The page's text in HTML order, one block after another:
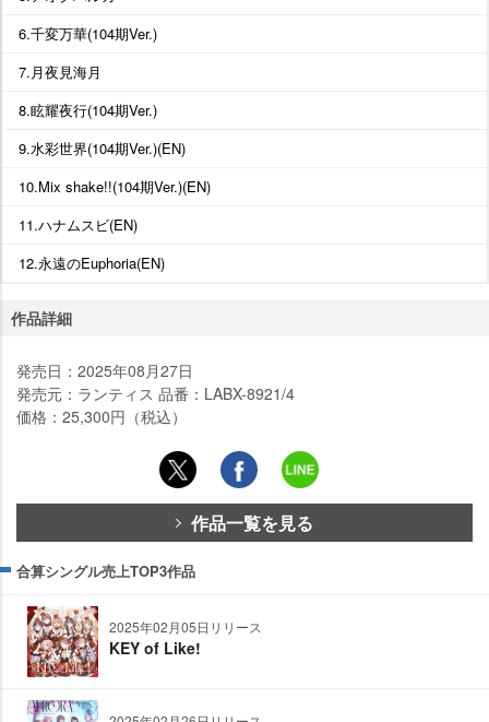
6.千変万華(104期Ver.)
7.月夜見海月
8.眩耀夜行(104期Ver.)
9.水彩世界(104期Ver.)(EN)
10.Mix shake!!(104期Ver.)(EN)
11.ハナムスビ(EN)
12.永遠のEuphoria(EN)
作品詳細
発売日：2025年08月27日
発売元：ランティス 品番：LABX-8921/4
価格：25,300円（税込）
作品一覧を見る
合算シングル売上TOP3作品
2025年02月05日リリース
KEY of Like!